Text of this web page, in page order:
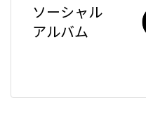
ソーシャル
アルバム